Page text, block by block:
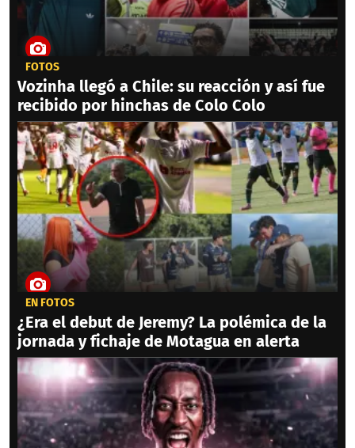
FOTOS
Vozinha llegó a Chile: su reacción y así fue
recibido por hinchas de Colo Colo
EN FOTOS
¿Era el debut de Jeremy? La polémica de la
jornada y fichaje de Motagua en alerta